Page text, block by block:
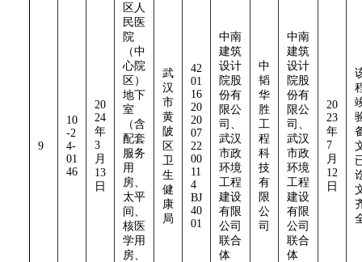
9
10
-2
4-
01
46
20
24
年
3
月
13
日
区人
民医
院
（中
心院
区）
地下
室
（含
配套
服务
用
房、
太平
间、
核医
学用
房、
武
汉
市
黄
陂
区
卫
生
健
康
局
42
01
16
20
20
07
22
00
11
4
BJ
40
01
中南
建筑
设计
院股
份有
限公
司、
武汉
市政
环境
工程
建设
有限
公司
联合
体
中
韬
华
胜
工
程
科
技
有
限
公
司
中南
建筑
设计
院股
份有
限公
司、
武汉
市政
环境
工程
建设
有限
公司
联合
体
20
23
年
7
月
12
日